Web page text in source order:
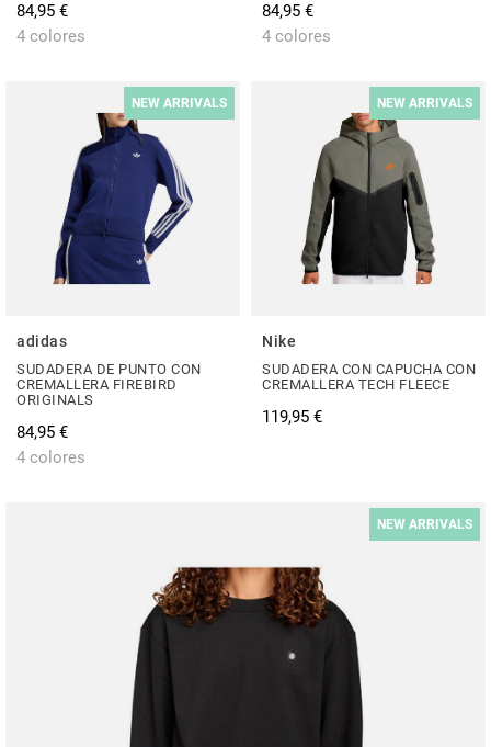
84,95 €
4 colores
84,95 €
4 colores
NEW ARRIVALS
adidas
SUDADERA DE PUNTO CON
CREMALLERA FIREBIRD
ORIGINALS
84,95 €
4 colores
NEW ARRIVALS
Nike
SUDADERA CON CAPUCHA CON
CREMALLERA TECH FLEECE
119,95 €
NEW ARRIVALS